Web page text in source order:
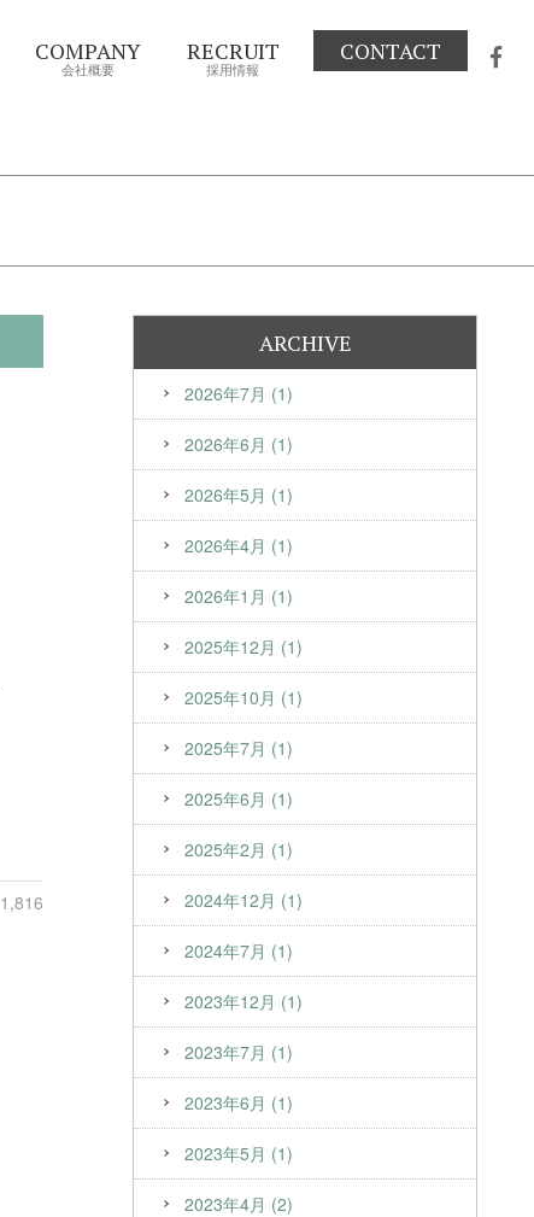
COMPANY
会社概要
RECRUIT
採用情報
CONTACT
1,816
ARCHIVE
2026年7月 (1)
2026年6月 (1)
2026年5月 (1)
2026年4月 (1)
2026年1月 (1)
2025年12月 (1)
2025年10月 (1)
2025年7月 (1)
2025年6月 (1)
2025年2月 (1)
2024年12月 (1)
2024年7月 (1)
2023年12月 (1)
2023年7月 (1)
2023年6月 (1)
2023年5月 (1)
2023年4月 (2)